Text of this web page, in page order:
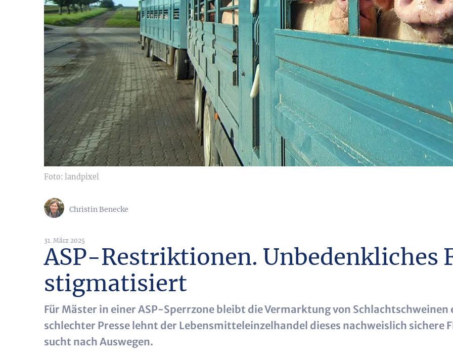
Foto: landpixel
Christin Benecke
31. März 2025
ASP-Restriktionen. Unbedenkliches
stigmatisiert
Für Mäster in einer ASP-Sperrzone bleibt die Vermarktung von Schlachtschweinen
schlechter Presse lehnt der Lebensmitteleinzelhandel dieses nachweislich sichere
sucht nach Auswegen.